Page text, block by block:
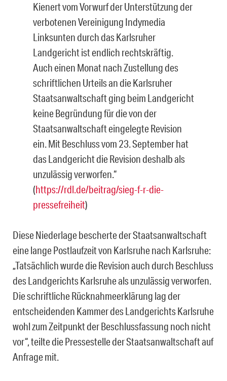
Kienert vom Vorwurf der Unterstützung der
verbotenen Vereinigung Indymedia
Linksunten durch das Karlsruher
Landgericht ist endlich rechtskräftig.
Auch einen Monat nach Zustellung des
schriftlichen Urteils an die Karlsruher
Staatsanwaltschaft ging beim Landgericht
keine Begründung für die von der
Staatsanwaltschaft eingelegte Revision
ein. Mit Beschluss vom 23. September hat
das Landgericht die Revision deshalb als
unzulässig verworfen.“
(https://rdl.de/beitrag/sieg-f-r-die-
pressefreiheit)
Diese Niederlage bescherte der Staatsanwaltschaft
eine lange Postlaufzeit von Karlsruhe nach Karlsruhe:
„Tatsächlich wurde die Revision auch durch Beschluss
des Landgerichts Karlsruhe als unzulässig verworfen.
Die schriftliche Rücknahmeerklärung lag der
entscheidenden Kammer des Landgerichts Karlsruhe
wohl zum Zeitpunkt der Beschlussfassung noch nicht
vor“, teilte die Pressestelle der Staatsanwaltschaft auf
Anfrage mit.